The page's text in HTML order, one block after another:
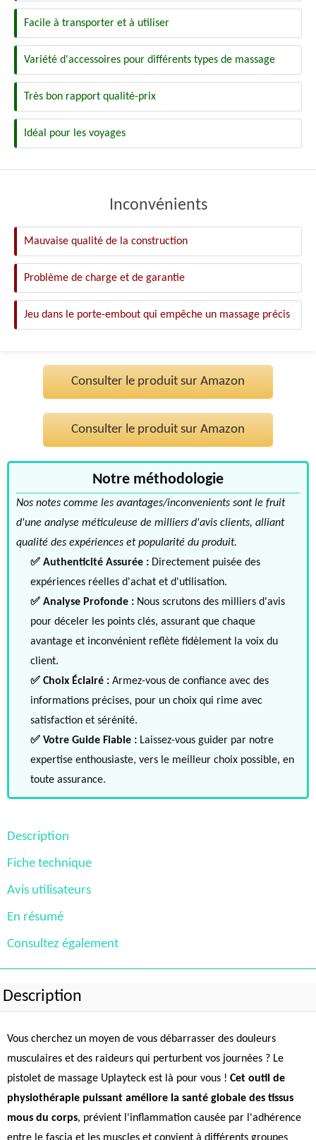
Facile à transporter et à utiliser
Variété d'accessoires pour différents types de massage
Très bon rapport qualité-prix
Idéal pour les voyages
Inconvénients
Mauvaise qualité de la construction
Problème de charge et de garantie
Jeu dans le porte-embout qui empêche un massage précis
Consulter le produit sur Amazon
Consulter le produit sur Amazon
Notre méthodologie
Nos notes comme les avantages/inconvenients sont le fruit
d'une analyse méticuleuse de milliers d'avis clients, alliant
qualité des expériences et popularité du produit.
✅ Authenticité Assurée : Directement puisée des
expériences réelles d'achat et d'utilisation.
✅ Analyse Profonde : Nous scrutons des milliers d'avis
pour déceler les points clés, assurant que chaque
avantage et inconvénient reflète fidèlement la voix du
client.
✅ Choix Éclairé : Armez-vous de confiance avec des
informations précises, pour un choix qui rime avec
satisfaction et sérénité.
✅ Votre Guide Fiable : Laissez-vous guider par notre
expertise enthousiaste, vers le meilleur choix possible, en
toute assurance.
Description
Fiche technique
Avis utilisateurs
En résumé
Consultez également
Description
Vous cherchez un moyen de vous débarrasser des douleurs
musculaires et des raideurs qui perturbent vos journées ? Le
pistolet de massage Uplayteck est là pour vous ! Cet outil de
physiothérapie puissant améliore la santé globale des tissus
mous du corps, prévient l'inflammation causée par l'adhérence